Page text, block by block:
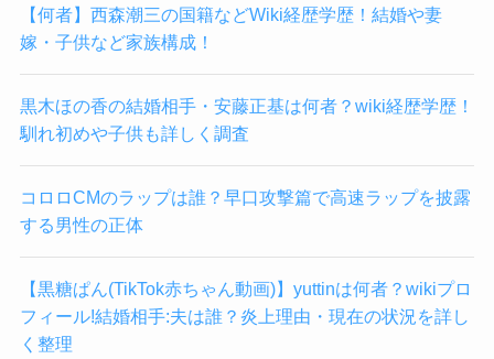
【何者】西森潮三の国籍などWiki経歴学歴！結婚や妻
嫁・子供など家族構成！
黒木ほの香の結婚相手・安藤正基は何者？wiki経歴学歴！
馴れ初めや子供も詳しく調査
コロロCMのラップは誰？早口攻撃篇で高速ラップを披露
する男性の正体
【黒糖ぱん(TikTok赤ちゃん動画)】yuttinは何者？wikiプロ
フィール!結婚相手:夫は誰？炎上理由・現在の状況を詳し
く整理